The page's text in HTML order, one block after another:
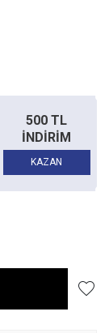
500 TL
İNDİRİM
KAZAN